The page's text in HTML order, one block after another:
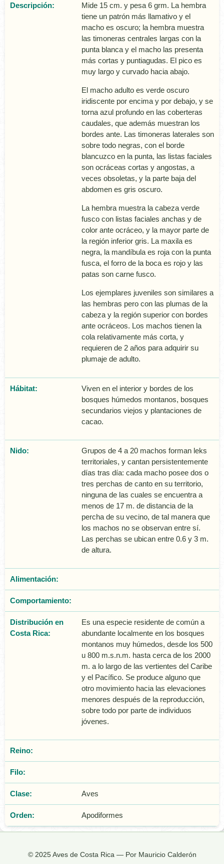
Descripción:
Mide 15 cm. y pesa 6 grm. La hembra
tiene un patrón más llamativo y el
macho es oscuro; la hembra muestra
las timoneras centrales largas con la
punta blanca y el macho las presenta
más cortas y puntiagudas. El pico es
muy largo y curvado hacia abajo.
El macho adulto es verde oscuro
iridiscente por encima y por debajo, y se
torna azul profundo en las coberteras
caudales, que además muestran los
bordes ante. Las timoneras laterales son
sobre todo negras, con el borde
blancuzco en la punta, las listas faciales
son ocráceas cortas y angostas, a
veces obsoletas, y la parte baja del
abdomen es gris oscuro.
La hembra muestra la cabeza verde
fusco con listas faciales anchas y de
color ante ocráceo, y la mayor parte de
la región inferior gris. La maxila es
negra, la mandí­bula es roja con la punta
fusca, el forro de la boca es rojo y las
patas son carne fusco.
Los ejemplares juveniles son similares a
las hembras pero con las plumas de la
cabeza y la región superior con bordes
ante ocráceos. Los machos tienen la
cola relativamente más corta, y
requieren de 2 años para adquirir su
plumaje de adulto.
Hábitat:
Viven en el interior y bordes de los
bosques húmedos montanos, bosques
secundarios viejos y plantaciones de
cacao.
Nido:
Grupos de 4 a 20 machos forman leks
territoriales, y cantan persistentemente
dí­as tras dí­a: cada macho posee dos o
tres perchas de canto en su territorio,
ninguna de las cuales se encuentra a
menos de 17 m. de distancia de la
percha de su vecino, de tal manera que
los machos no se observan entre sí­.
Las perchas se ubican entre 0.6 y 3 m.
de altura.
Alimentación:
Comportamiento:
Distribución en
Costa Rica:
Es una especie residente de común a
abundante localmente en los bosques
montanos muy húmedos, desde los 500
u 800 m.s.n.m. hasta cerca de los 2000
m. a lo largo de las vertientes del Caribe
y el Pacífico. Se produce alguno que
otro movimiento hacia las elevaciones
menores después de la reproducción,
sobre todo por parte de individuos
jóvenes.
Reino:
Filo:
Clase: Aves
Orden: Apodiformes
© 2025 Aves de Costa Rica — Por Mauricio Calderón